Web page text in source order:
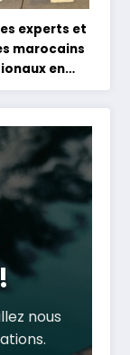
experts et
marocains
en
Tanger
nous